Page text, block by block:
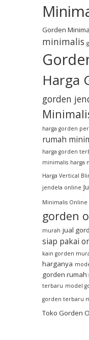
Gorden
minimalis
Harga
gorden
harga gorden
rumah
harga gorden
minimalis harga
Harga Vertical
jendela online
Minimalis Online
gorden
murah jual
siap pakai
kain gorden
harganya
gorden rumah
terbaru model
gorden terbaru
Toko Gorden